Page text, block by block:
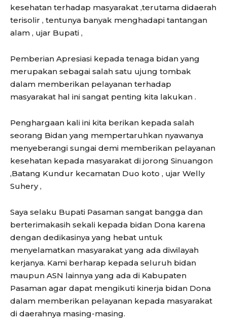
kesehatan terhadap masyarakat ,terutama didaerah
terisolir , tentunya banyak menghadapi tantangan
alam , ujar Bupati ,
Pemberian Apresiasi kepada tenaga bidan yang
merupakan sebagai salah satu ujung tombak
dalam memberikan pelayanan terhadap
masyarakat hal ini sangat penting kita lakukan .
Penghargaan kali ini kita berikan kepada salah
seorang Bidan yang mempertaruhkan nyawanya
menyeberangi sungai demi memberikan pelayanan
kesehatan kepada masyarakat di jorong Sinuangon
,Batang Kundur kecamatan Duo koto , ujar Welly
Suhery ,
Saya selaku Bupati Pasaman sangat bangga dan
berterimakasih sekali kepada bidan Dona karena
dengan dedikasinya yang hebat untuk
menyelamatkan masyarakat yang ada diwilayah
kerjanya. Kami berharap kepada seluruh bidan
maupun ASN lainnya yang ada di Kabupaten
Pasaman agar dapat mengikuti kinerja bidan Dona
dalam memberikan pelayanan kepada masyarakat
di daerahnya masing-masing.